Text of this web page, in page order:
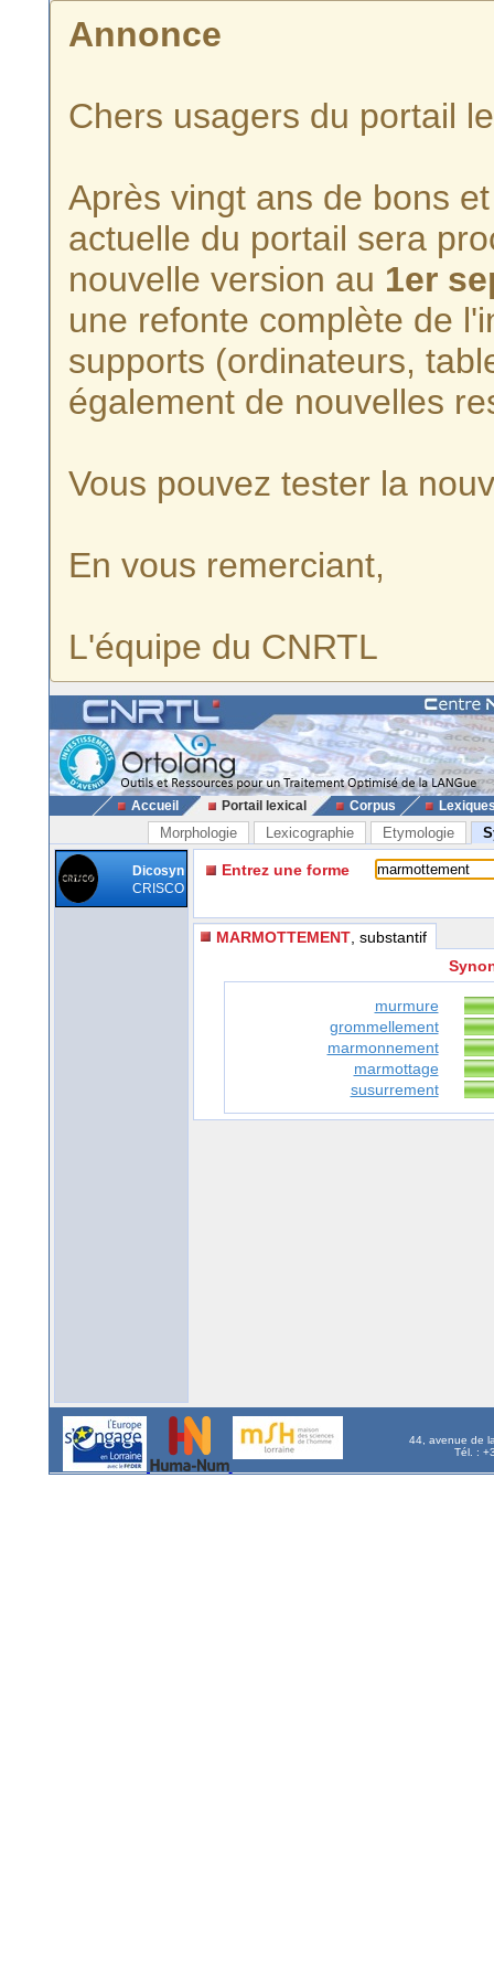
Annonce
Chers usagers du portail
Après vingt ans de bons
actuelle du portail sera
nouvelle version au 1er
une refonte complète de
supports (ordinateurs,
également de nouvelles
Vous pouvez tester la
En vous remerciant,
L'équipe du CNRTL
Accueil Portail lexical Corpus
Morphologie Lexicographie Etymologie
Dicosyn
CRISCO
Entrez une forme
MARMOTTEMENT , substantif
murmure
grommellement
marmonnement
marmottage
susurrement
44, avenue de
Tél. :